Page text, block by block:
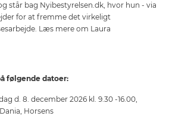
står bag Nyibestyrelsen.dk, hvor hun - via
for at fremme det virkeligt
Læs mere om Laura
følgende datoer:
d. 8. december 2026 kl. 9.30 -16.00,
Horsens